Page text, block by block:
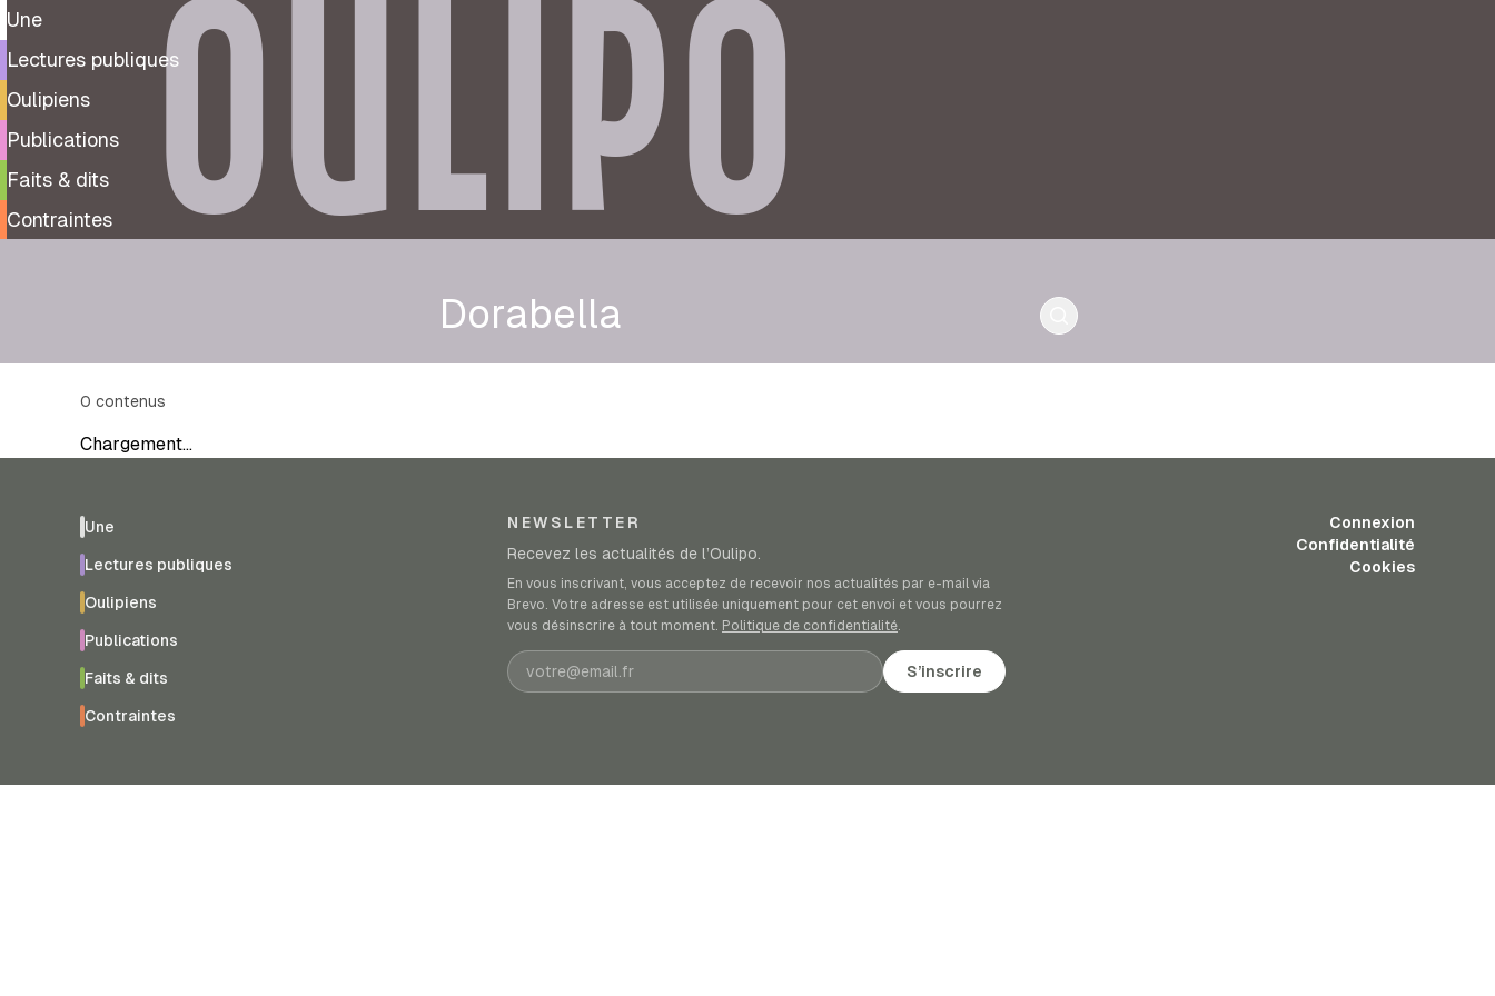
Une
Lectures publiques
Oulipiens
Publications
Faits & dits
Contraintes
OULIPO
Dorabella
0 contenus
Chargement…
Une
Lectures publiques
Oulipiens
Publications
Faits & dits
Contraintes
NEWSLETTER
Recevez les actualités de l’Oulipo.
En vous inscrivant, vous acceptez de recevoir nos actualités par e-mail via
Brevo. Votre adresse est utilisée uniquement pour cet envoi et vous pourrez
vous désinscrire à tout moment. Politique de confidentialité.
Adresse e-mail S’inscrire
Connexion
Confidentialité
Cookies